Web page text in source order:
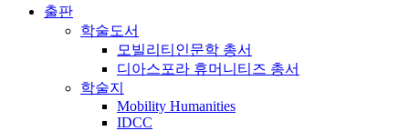
출판
학술도서
모빌리티인문학 총서
디아스포라 휴머니티즈 총서
학술지
Mobility Humanities
IDCC